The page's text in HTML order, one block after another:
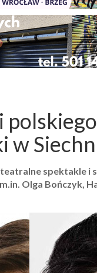
w
spektakle
Olga Bończyk,